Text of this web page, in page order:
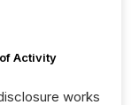
Activity
works